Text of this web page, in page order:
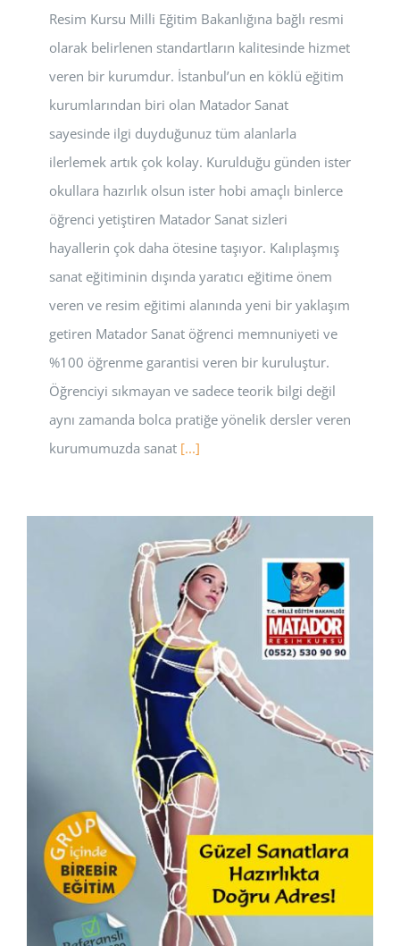
Resim Kursu Milli Eğitim Bakanlığına bağlı resmi
olarak belirlenen standartların kalitesinde hizmet
veren bir kurumdur. İstanbul’un en köklü eğitim
kurumlarından biri olan Matador Sanat
sayesinde ilgi duyduğunuz tüm alanlarla
ilerlemek artık çok kolay. Kurulduğu günden ister
okullara hazırlık olsun ister hobi amaçlı binlerce
öğrenci yetiştiren Matador Sanat sizleri
hayallerin çok daha ötesine taşıyor. Kalıplaşmış
sanat eğitiminin dışında yaratıcı eğitime önem
veren ve resim eğitimi alanında yeni bir yaklaşım
getiren Matador Sanat öğrenci memnuniyeti ve
%100 öğrenme garantisi veren bir kuruluştur.
Öğrenciyi sıkmayan ve sadece teorik bilgi değil
aynı zamanda bolca pratiğe yönelik dersler veren
kurumumuzda sanat [...]